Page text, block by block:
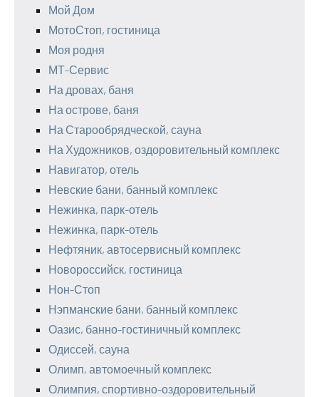
Мой Дом
МотоСтоп, гостиница
Моя родня
МТ-Сервис
На дровах, баня
На острове, баня
На Старообрядческой, сауна
На Художников, оздоровительный комплекс
Навигатор, отель
Невские бани, банный комплекс
Нежинка, парк-отель
Нежинка, парк-отель
Нефтяник, автосервисный комплекс
Новороссийск, гостиница
Нон-Стоп
Нэпманские бани, банный комплекс
Оазис, банно-гостиничный комплекс
Одиссей, сауна
Олимп, автомоечный комплекс
Олимпия, спортивно-оздоровительный